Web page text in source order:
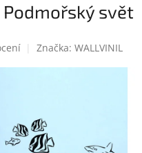
svět
Značka: WALLVINIL